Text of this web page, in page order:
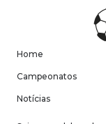
Home
Campeonatos
Notícias